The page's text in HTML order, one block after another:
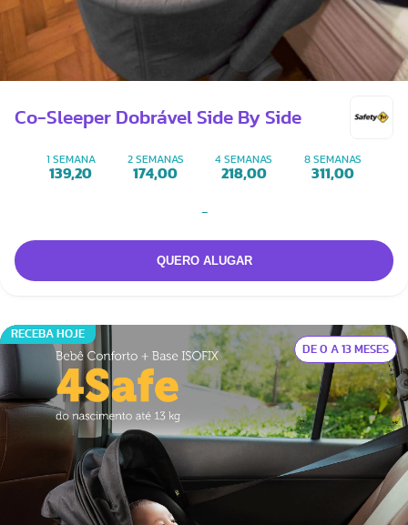
Co-Sleeper Dobrável Side By Side
1 SEMANA
139,20
2 SEMANAS
174,00
4 SEMANAS
218,00
8 SEMANAS
311,00
-
RECEBA HOJE
DE 0 A 13 MESES